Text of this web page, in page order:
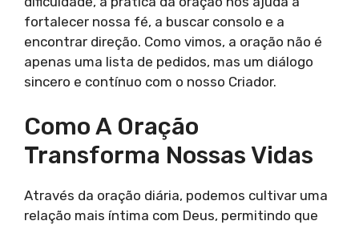
fortalecer nossa fé, a buscar consolo e a
encontrar direção. Como vimos, a oração não é
apenas uma lista de pedidos, mas um diálogo
sincero e contínuo com o nosso Criador.
Como A Oração
Transforma Nossas Vidas
Através da oração diária, podemos cultivar uma
relação mais íntima com Deus, permitindo que